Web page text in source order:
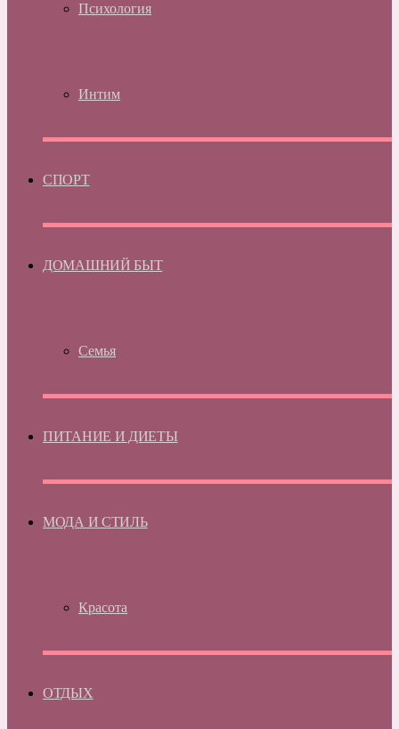
Психология
Интим
СПОРТ
ДОМАШНИЙ БЫТ
Семья
ПИТАНИЕ И ДИЕТЫ
МОДА И СТИЛЬ
Красота
ОТДЫХ